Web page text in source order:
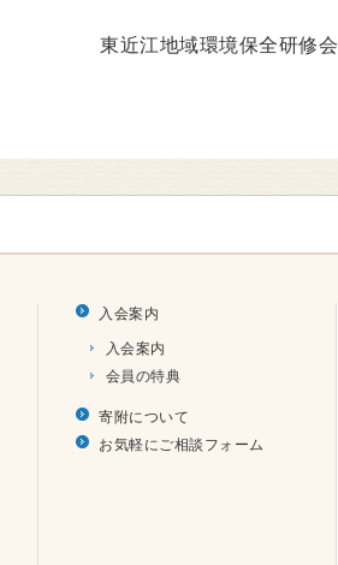
東近江地域環境保全研修会
入会案内
入会案内
会員の特典
寄附について
お気軽にご相談フォーム